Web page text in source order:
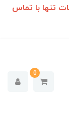
تنها با تماس
0